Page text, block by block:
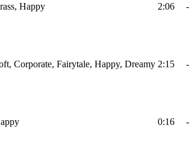
Happy 2:06 -
Corporate, Fairytale, Happy, Dreamy 2:15 -
0:16 -